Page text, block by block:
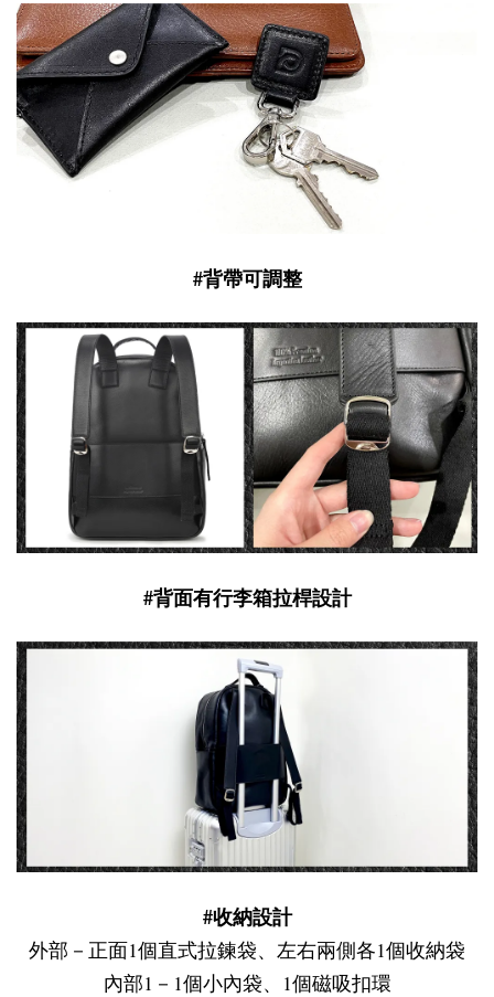
#背帶可調整
#背面有行李箱拉桿設計
#收納設計
外部－正面1個直式拉鍊袋、左右兩側各1個收納袋
內部1－1個小內袋、1個磁吸扣環